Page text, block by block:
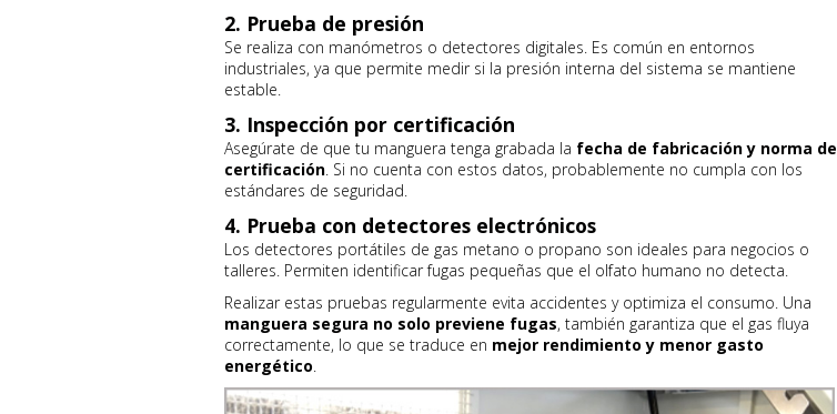
2. Prueba de presión
Se realiza con manómetros o detectores digitales. Es común en entornos
industriales, ya que permite medir si la presión interna del sistema se mantiene
estable.
3. Inspección por certificación
Asegúrate de que tu manguera tenga grabada la fecha de fabricación y norma de
certificación. Si no cuenta con estos datos, probablemente no cumpla con los
estándares de seguridad.
4. Prueba con detectores electrónicos
Los detectores portátiles de gas metano o propano son ideales para negocios o
talleres. Permiten identificar fugas pequeñas que el olfato humano no detecta.
Realizar estas pruebas regularmente evita accidentes y optimiza el consumo. Una
manguera segura no solo previene fugas, también garantiza que el gas fluya
correctamente, lo que se traduce en mejor rendimiento y menor gasto
energético.